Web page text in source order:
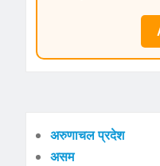
अरुणाचल प्रदेश
असम